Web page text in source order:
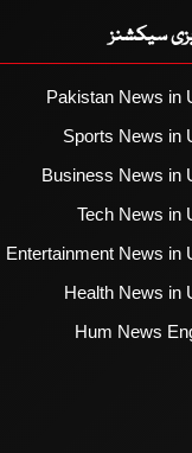
سیکشنز
Pakistan News in
Sports News in
Business News in
Tech News in
Entertainment News in
Health News in
Hum News